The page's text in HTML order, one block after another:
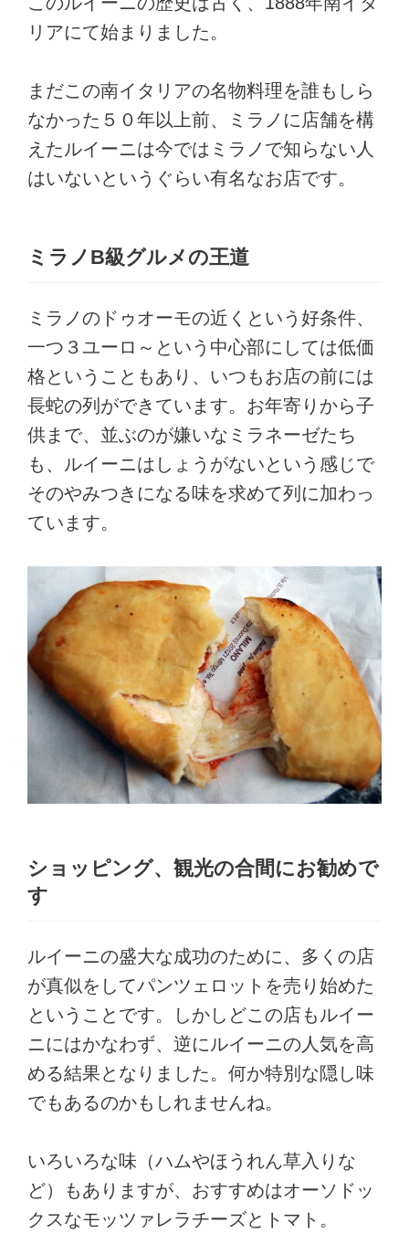
リアにて始まりました。
まだこの南イタリアの名物料理を誰もしら
なかった５０年以上前、ミラノに店舗を構
えたルイーニは今ではミラノで知らない人
はいないというぐらい有名なお店です。
ミラノB級グルメの王道
ミラノのドゥオーモの近くという好条件、
一つ３ユーロ～という中心部にしては低価
格ということもあり、いつもお店の前には
長蛇の列ができています。お年寄りから子
供まで、並ぶのが嫌いなミラネーゼたち
も、ルイーニはしょうがないという感じで
そのやみつきになる味を求めて列に加わっ
ています。
ショッピング、観光の合間にお勧めで
す
ルイーニの盛大な成功のために、多くの店
が真似をしてパンツェロットを売り始めた
ということです。しかしどこの店もルイー
ニにはかなわず、逆にルイーニの人気を高
める結果となりました。何か特別な隠し味
でもあるのかもしれませんね。
いろいろな味（ハムやほうれん草入りな
ど）もありますが、おすすめはオーソドッ
クスなモッツァレラチーズとトマト。